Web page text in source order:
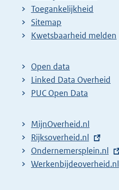
Toegankelijkheid
Sitemap
E
t
e
r
l
i
n
k
Kwetsbaarheid melden
Open data
Linked Data Overheid
PUC Open Data
MijnOverheid.nl
E
x
t
Rijksoverheid.nl
e
x
E
x
Ondernemersplein.nl
e
E
Werkenbijdeoverheid.nl